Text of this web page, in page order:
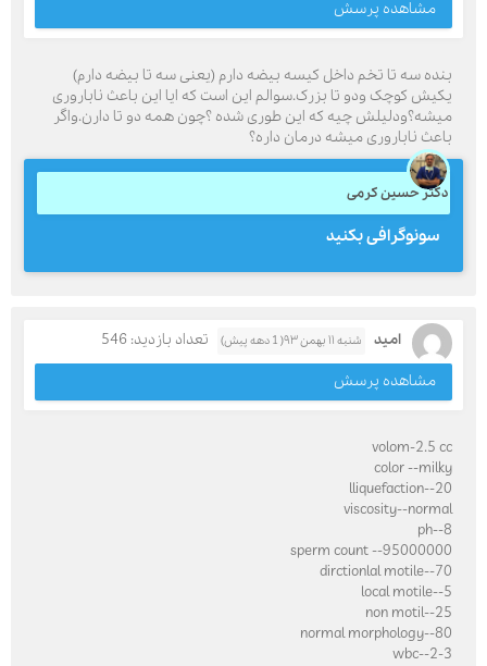
مشاهده پرسش
بنده سه تا تخم داخل کیسه بیضه دارم (یعنی سه تا بیضه دارم)
یکیش کوچک ودو تا بزرک.سوالم این است که ایا این باعث ناباروری
میشه؟ودلیلش چیه که این طوری شده ؟چون همه دو تا دارن.واگر
باعث ناباروری میشه درمان داره؟
دکتر حسین کرمی
سونوگرافی بکنید
امید شنبه ۱۱ بهمن ۹۳( 1 دهه پیش)
تعداد بازدید: 546
مشاهده پرسش
volom-2.5 cc
color --milky
lliquefaction--20
viscosity--normal
ph--8
sperm count --95000000
dirctionlal motile--70
local motile--5
non motil--25
normal morphology--80
wbc--2-3